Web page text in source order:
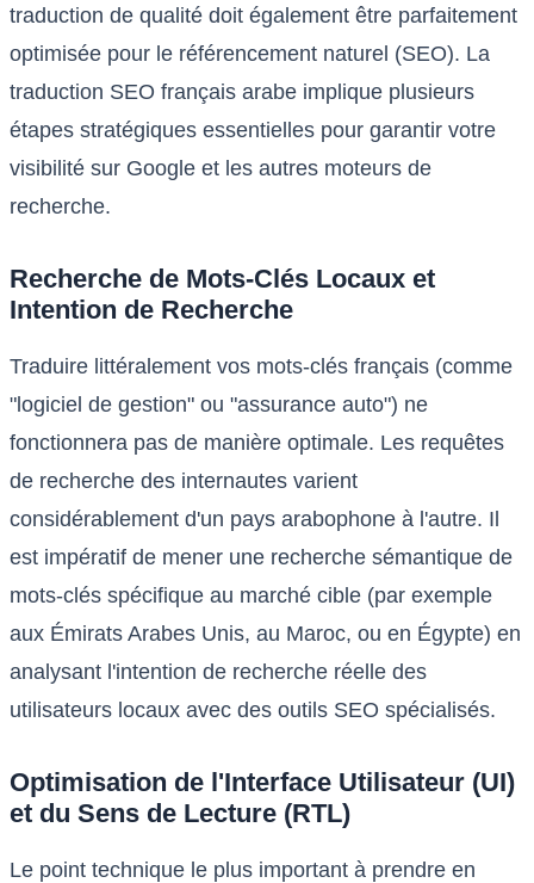
traduction de qualité doit également être parfaitement
optimisée pour le référencement naturel (SEO). La
traduction SEO français arabe implique plusieurs
étapes stratégiques essentielles pour garantir votre
visibilité sur Google et les autres moteurs de
recherche.
Recherche de Mots-Clés Locaux et
Intention de Recherche
Traduire littéralement vos mots-clés français (comme
"logiciel de gestion" ou "assurance auto") ne
fonctionnera pas de manière optimale. Les requêtes
de recherche des internautes varient
considérablement d'un pays arabophone à l'autre. Il
est impératif de mener une recherche sémantique de
mots-clés spécifique au marché cible (par exemple
aux Émirats Arabes Unis, au Maroc, ou en Égypte) en
analysant l'intention de recherche réelle des
utilisateurs locaux avec des outils SEO spécialisés.
Optimisation de l'Interface Utilisateur (UI)
et du Sens de Lecture (RTL)
Le point technique le plus important à prendre en